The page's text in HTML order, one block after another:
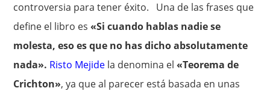
controversia para tener éxito. Una de las frases que
define el libro es«Si cuando hablas nadie se
molesta, eso es que no has dicho absolutamente
nada». Risto Mejide la denomina el«Teorema de
Crichton», ya que al parecer está basada en unas